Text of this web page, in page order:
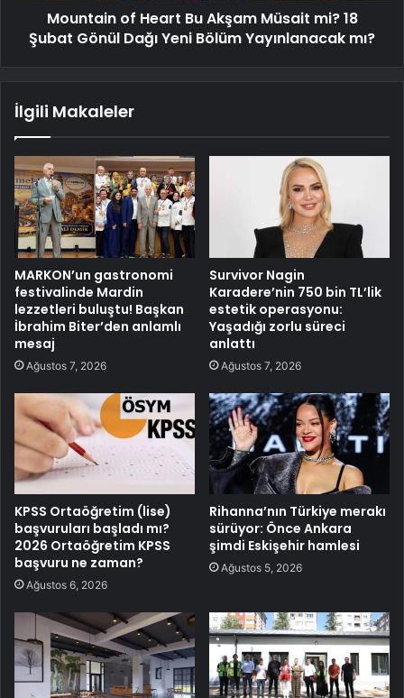
Mountain of Heart Bu Akşam Müsait mi? 18
Şubat Gönül Dağı Yeni Bölüm Yayınlanacak mı?
İlgili Makaleler
MARKON’un gastronomi
festivalinde Mardin
lezzetleri buluştu! Başkan
İbrahim Biter’den anlamlı
mesaj
Ağustos 7, 2026
Survivor Nagin
Karadere’nin 750 bin TL’lik
estetik operasyonu:
Yaşadığı zorlu süreci
anlattı
Ağustos 7, 2026
KPSS Ortaöğretim (lise)
başvuruları başladı mı?
2026 Ortaöğretim KPSS
başvuru ne zaman?
Ağustos 6, 2026
Rihanna’nın Türkiye merakı
sürüyor: Önce Ankara
şimdi Eskişehir hamlesi
Ağustos 5, 2026